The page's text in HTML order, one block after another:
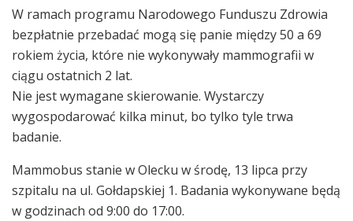
W ramach programu Narodowego Funduszu Zdrowia
bezpłatnie przebadać mogą się panie między 50 a 69
rokiem życia, które nie wykonywały mammografii w
ciągu ostatnich 2 lat.
Nie jest wymagane skierowanie. Wystarczy
wygospodarować kilka minut, bo tylko tyle trwa
badanie.
Mammobus stanie w Olecku w środę, 13 lipca przy
szpitalu na ul. Gołdapskiej 1. Badania wykonywane będą
w godzinach od 9:00 do 17:00.